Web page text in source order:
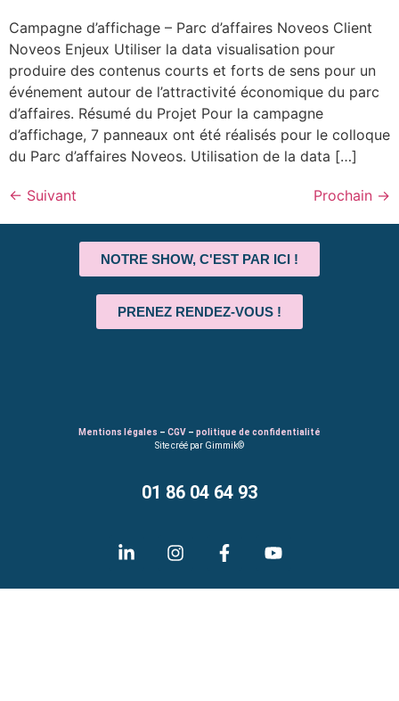
Campagne d’affichage – Parc d’affaires Noveos Client
Noveos Enjeux Utiliser la data visualisation pour
produire des contenus courts et forts de sens pour un
événement autour de l’attractivité économique du parc
d’affaires. Résumé du Projet Pour la campagne
d’affichage, 7 panneaux ont été réalisés pour le colloque
du Parc d’affaires Noveos. Utilisation de la data […]
← Suivant Prochain →
NOTRE SHOW, C'EST PAR ICI !
PRENEZ RENDEZ-VOUS !
Mentions légales – CGV – politique de confidentialité
Site créé par Gimmik©
01 86 04 64 93